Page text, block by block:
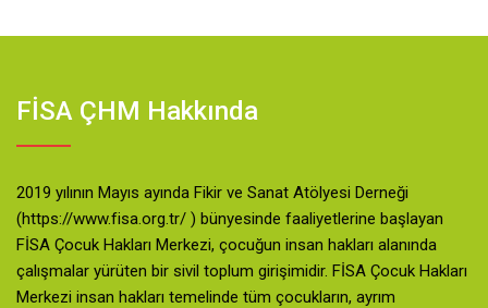
FİSA ÇHM Hakkında
2019 yılının Mayıs ayında Fikir ve Sanat Atölyesi Derneği
(https://www.fisa.org.tr/ ) bünyesinde faaliyetlerine başlayan
FİSA Çocuk Hakları Merkezi, çocuğun insan hakları alanında
çalışmalar yürüten bir sivil toplum girişimidir. FİSA Çocuk Hakları
Merkezi insan hakları temelinde tüm çocukların, ayrım